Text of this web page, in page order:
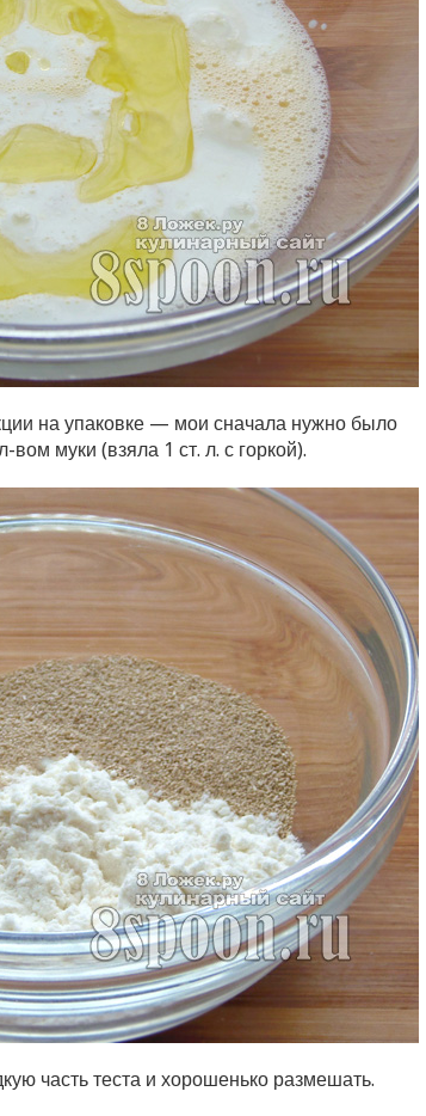
на упаковке — мои сначала нужно было
муки (взяла 1 ст. л. с горкой).
часть теста и хорошенько размешать.